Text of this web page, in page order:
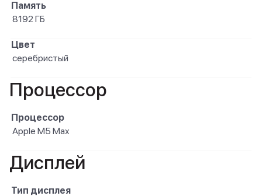
Память
8192 ГБ
Цвет
серебристый
Процессор
Процессор
Apple M5 Max
Дисплей
Тип дисплея